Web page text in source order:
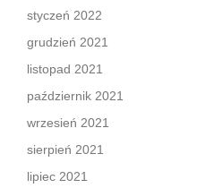
styczeń 2022
grudzień 2021
listopad 2021
październik 2021
wrzesień 2021
sierpień 2021
lipiec 2021